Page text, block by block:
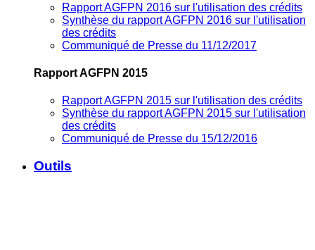
Rapport AGFPN 2016 sur l'utilisation des crédits
Synthèse du rapport AGFPN 2016 sur l'utilisation
des crédits
Communiqué de Presse du 11/12/2017
Rapport AGFPN 2015
Rapport AGFPN 2015 sur l'utilisation des crédits
Synthèse du rapport AGFPN 2015 sur l'utilisation
des crédits
Communiqué de Presse du 15/12/2016
Outils